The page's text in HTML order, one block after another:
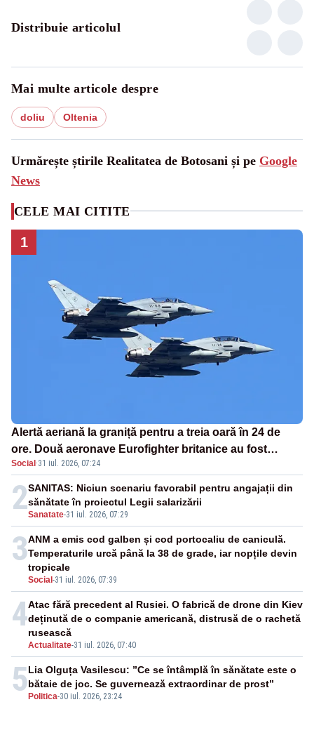
Distribuie articolul
Mai multe articole despre
doliu Oltenia
Urmărește știrile Realitatea de Botosani și pe Google
News
CELE MAI CITITE
1
Alertă aeriană la graniță pentru a treia oară în 24 de
ore. Două aeronave Eurofighter britanice au fost
ridicate de la sol
Social ·31 iul. 2026, 07:24
2Sanatate-31 iul. 2026, 07:29
SANITAS: Niciun scenariu favorabil pentru angajații din
sănătate în proiectul Legii salarizării
3
Social -31 iul. 2026, 07:39
ANM a emis cod galben și cod portocaliu de caniculă.
Temperaturile urcă până la 38 de grade, iar nopțile devin
tropicale
4
Actualitate-31 iul. 2026, 07:40
Atac fără precedent al Rusiei. O fabrică de drone din Kiev
deținută de o companie americană, distrusă de o rachetă
rusească
5 Politica-30 iul. 2026, 23:24
Lia Olguța Vasilescu: ”Ce se întâmplă în sănătate este o
bătaie de joc. Se guvernează extraordinar de prost”